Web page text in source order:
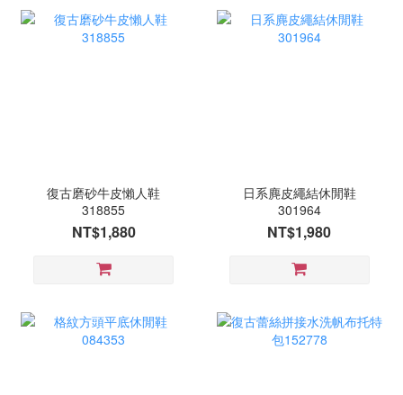
復古磨砂牛皮懶人鞋
318855
NT$1,880
日系麂皮繩結休閒鞋
301964
NT$1,980